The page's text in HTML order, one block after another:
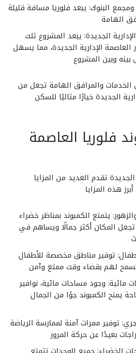
ومجمع البنوك: يبعد فلوريا مسافة قليلة
الهامة
الجديدة: يبعد المشروع ثلث
الإدارية الجديدة، مما يسهل
بينه وبين المشروع
الخدمات والمرافق الهامة تجعل من
الجديدة خيارًا مثاليًا للسكن
فلوريا العاصمة
الجديدة تقدم العديد من المزايا
هذه المزايا
يتمتع الكمبوند بمناظر خضراء
تجعل المكان أكثر جمالًا ويساهم في
توفير مناطق مخصصة للأطفال
تسمح لهم بقضاء وقت ممتع وآمن
وجود مساحات مائية، نوافير
يمنح الكمبوند جوًا من الجمال
توفير ممرات آمنة لممارسة الرياضة
بعيدًا عن حركة المرور